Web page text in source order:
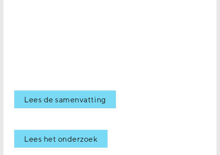
Lees de samenvatting
Lees het onderzoek